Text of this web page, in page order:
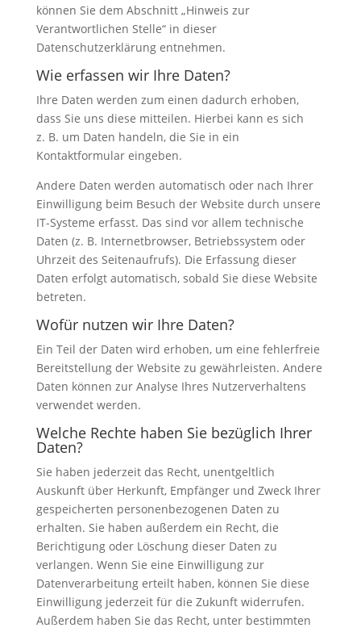
können Sie dem Abschnitt „Hinweis zur
Verantwortlichen Stelle“ in dieser
Datenschutzerklärung entnehmen.
Wie erfassen wir Ihre Daten?
Ihre Daten werden zum einen dadurch erhoben,
dass Sie uns diese mitteilen. Hierbei kann es sich
z. B. um Daten handeln, die Sie in ein
Kontaktformular eingeben.
Andere Daten werden automatisch oder nach Ihrer
Einwilligung beim Besuch der Website durch unsere
IT-Systeme erfasst. Das sind vor allem technische
Daten (z. B. Internetbrowser, Betriebssystem oder
Uhrzeit des Seitenaufrufs). Die Erfassung dieser
Daten erfolgt automatisch, sobald Sie diese Website
betreten.
Wofür nutzen wir Ihre Daten?
Ein Teil der Daten wird erhoben, um eine fehlerfreie
Bereitstellung der Website zu gewährleisten. Andere
Daten können zur Analyse Ihres Nutzerverhaltens
verwendet werden.
Welche Rechte haben Sie bezüglich Ihrer
Daten?
Sie haben jederzeit das Recht, unentgeltlich
Auskunft über Herkunft, Empfänger und Zweck Ihrer
gespeicherten personenbezogenen Daten zu
erhalten. Sie haben außerdem ein Recht, die
Berichtigung oder Löschung dieser Daten zu
verlangen. Wenn Sie eine Einwilligung zur
Datenverarbeitung erteilt haben, können Sie diese
Einwilligung jederzeit für die Zukunft widerrufen.
Außerdem haben Sie das Recht, unter bestimmten